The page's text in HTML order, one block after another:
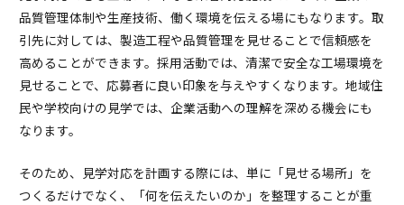
品質管理体制や生産技術、働く環境を伝える場にもなります。取
引先に対しては、製造工程や品質管理を見せることで信頼感を
高めることができます。採用活動では、清潔で安全な工場環境を
見せることで、応募者に良い印象を与えやすくなります。地域住
民や学校向けの見学では、企業活動への理解を深める機会にも
なります。
そのため、見学対応を計画する際には、単に「見せる場所」を
つくるだけでなく、「何を伝えたいのか」を整理することが重